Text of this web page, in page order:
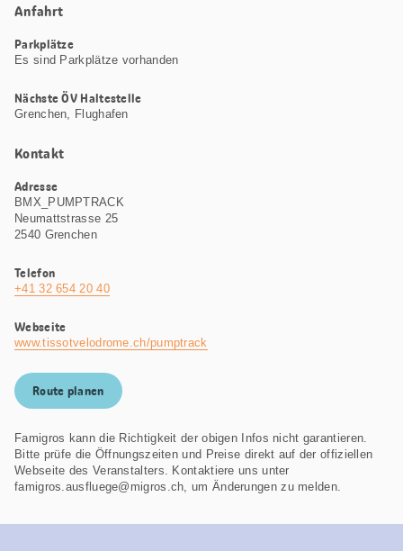
Anfahrt
Parkplätze
Es sind Parkplätze vorhanden
Nächste ÖV Haltestelle
Grenchen, Flughafen
Kontakt
Adresse
BMX_PUMPTRACK
Neumattstrasse 25
2540 Grenchen
Telefon
+41 32 654 20 40
Webseite
www.tissotvelodrome.ch/pumptrack
Route planen
Famigros kann die Richtigkeit der obigen Infos nicht garantieren.
Bitte prüfe die Öffnungszeiten und Preise direkt auf der offiziellen
Webseite des Veranstalters. Kontaktiere uns unter
famigros.ausfluege@migros.ch, um Änderungen zu melden.